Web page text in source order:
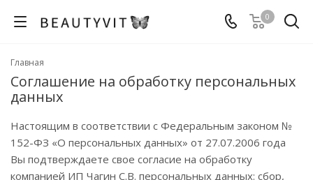
0
Главная
Соглашение на обработку персональных
данных
Настоящим в соответствии с Федеральным законом №
152-ФЗ «О персональных данных» от 27.07.2006 года
Вы подтверждаете свое согласие на обработку
компанией ИП Чагин С.В. персональных данных: сбор,